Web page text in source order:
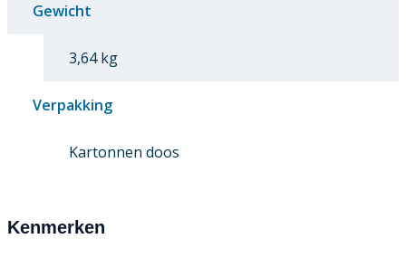
Gewicht
3,64 kg
Verpakking
Kartonnen doos
Kenmerken